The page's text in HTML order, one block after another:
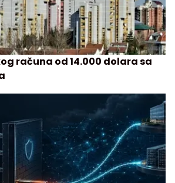
računa od 14.000 dolara sa